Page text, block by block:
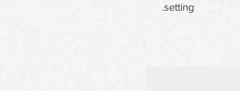
setting.